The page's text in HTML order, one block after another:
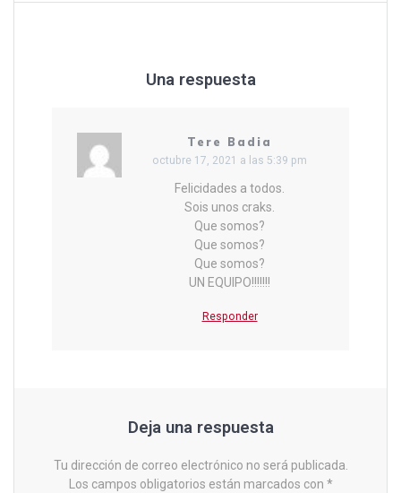
Una respuesta
Tere Badia
octubre 17, 2021 a las 5:39 pm
Felicidades a todos.
Sois unos craks.
Que somos?
Que somos?
Que somos?
UN EQUIPO!!!!!!!
Responder
Deja una respuesta
Tu dirección de correo electrónico no será publicada.
Los campos obligatorios están marcados con *